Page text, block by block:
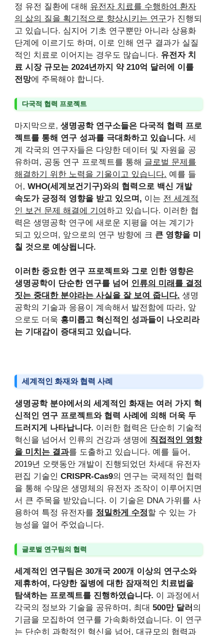
정 유전 질환에 대해 유전자 치료를 수행하여 환자
의 삶의 질을 획기적으로 향상시키는 연구가 진행되
고 있습니다. 심지어 기초 연구뿐만 아니라 상용화
단계에 이르기도 하며, 이로 인해 연구 결과가 실질
적인 치료로 이어지는 경우도 많습니다. 유전자 치
료 시장 규모는 2024년까지 약 210억 달러에 이를
전망에 주목해야 합니다.
다국적 협력 프로젝트
마지막으로, 생명공학 연구소들은 다국적 협력 프로
젝트를 통해 연구 성과를 극대화하고 있습니다. 세
계 각국의 연구자들은 다양한 데이터 및 자원을 공
유하며, 공동 연구 프로젝트를 통해 글로벌 문제를
해결하기 위한 노력을 기울이고 있습니다. 예를 들
어, WHO(세계보건기구)와의 협력으로 백신 개발
속도가 긍정적 영향을 받고 있으며, 이는 전 세계적
인 보건 문제 해결에 기여하고 있습니다. 이러한 협
력은 생명공학 연구에 새로운 지평을 여는 계기가
되고 있으며, 앞으로의 연구 방향에 크 큰 영향을 미
칠 것으로 예상됩니다.
이러한 중요한 연구 프로젝트와 그로 인한 영향은
생명공학이 단순한 연구를 넘어 인류의 미래를 결정
짓는 중대한 분야라는 사실을 잘 보여 줍니다. 생명
공학의 기술과 응용이 계속해서 발전함에 따라, 앞
으로도 더욱 흥미롭고 혁신적인 성과들이 나오리라
는 기대감이 증대되고 있습니다.
세계적인 화재와 협력 사례
생명공학 분야에서의 세계적인 화재는 여러 가지 혁
신적인 연구 프로젝트와 협력 사례에 의해 더욱 두
드러지게 나타납니다. 이러한 협력은 단순히 기술적
혁신을 넘어서 인류의 건강과 생명에 직접적인 영향
을 미치는 결과를 도출하고 있습니다. 예를 들어,
2019년 오랫동안 개발이 진행되었던 차세대 유전자
편집 기술인 CRISPR-Cas9의 연구는 국제적인 협력
을 통해 수많은 생명체의 유전자 조작이 이루어지면
서 큰 주목을 받았습니다. 이 기술은 DNA 가위를 사
용하여 특정 유전자를 정밀하게 수정할 수 있는 가
능성을 열어 주었습니다.
글로벌 연구팀의 협력
세계적인 연구팀은 30개국 200개 이상의 연구소와
제휴하여, 다양한 질병에 대한 잠재적인 치료법을
탐색하는 프로젝트를 진행하였습니다. 이 과정에서
각국의 정보와 기술을 공유하며, 최대 500만 달러 의
기금을 모집하여 연구를 가속화하였습니다. 이 연구
는 단순히 과학적인 혁신을 넘어, 대규모의 협력과